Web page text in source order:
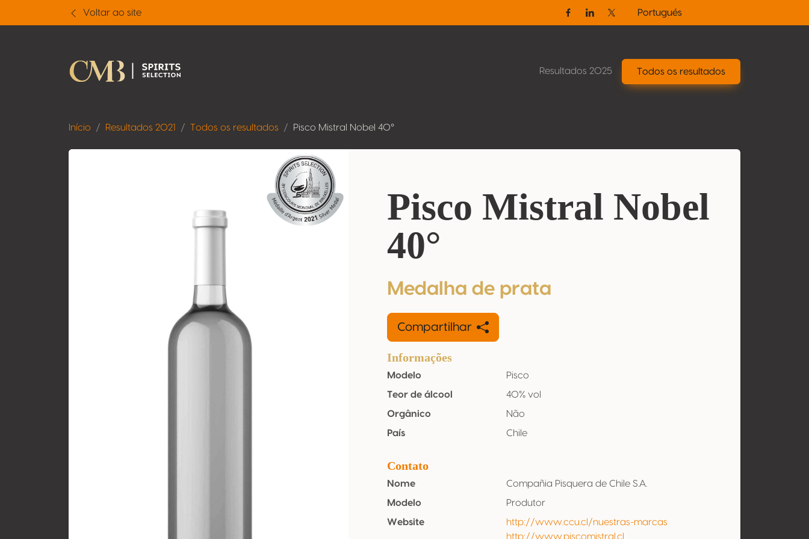
Voltar ao site
FacebookLinkedinTwitter / X
Portugués
Resultados 2025 Todos os resultados
Início Resultados 2021 Todos os resultados Pisco Mistral Nobel 40°
Pisco Mistral Nobel
40°
Medalha de prata
Compartilhar
Informações
Modelo
Pisco
Teor de álcool
40% vol
Orgânico
Não
País
Chile
Contato
Nome
Compañia Pisquera de Chile S.A.
Modelo
Produtor
Website
http://www.ccu.cl/nuestras-marcas
http://www.piscomistral.cl